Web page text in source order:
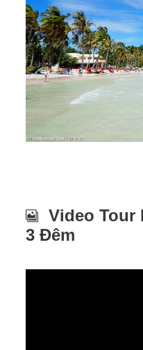
Video Tour
3 Đêm